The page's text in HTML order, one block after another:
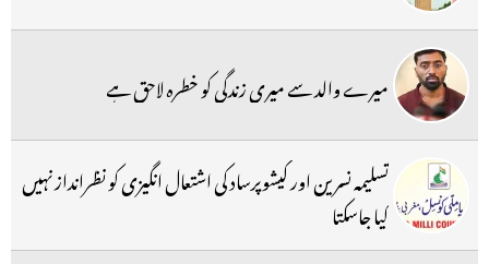
میرے والد سے میری زندگی کو خطرہ لاحق ہے
تسلیمہ نسرین اور کیشوپرساد کی اشتعال انگیزی کو نظرانداز نہیں
کیا جاسکتا